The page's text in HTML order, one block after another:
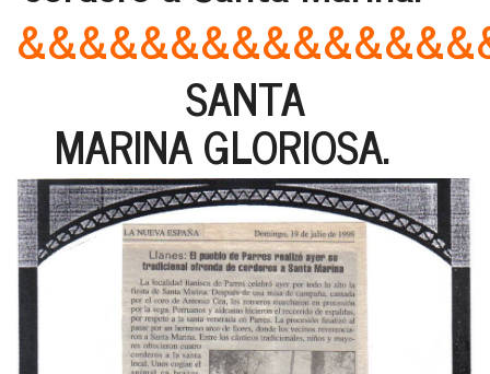
SANTA
MARINA GLORIOSA.